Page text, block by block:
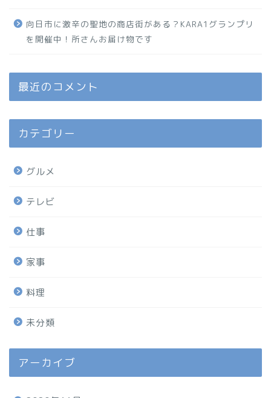
向日市に激辛の聖地の商店街がある？KARA1グランプリ
を開催中！所さんお届け物です
最近のコメント
カテゴリー
グルメ
テレビ
仕事
家事
料理
未分類
アーカイブ